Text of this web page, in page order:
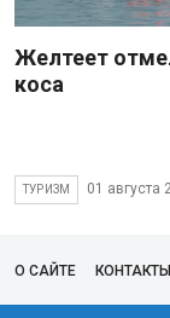
Желтеет
коса
ТУРИЗМ 01 августа
О САЙТЕ КОНТАКТЫ